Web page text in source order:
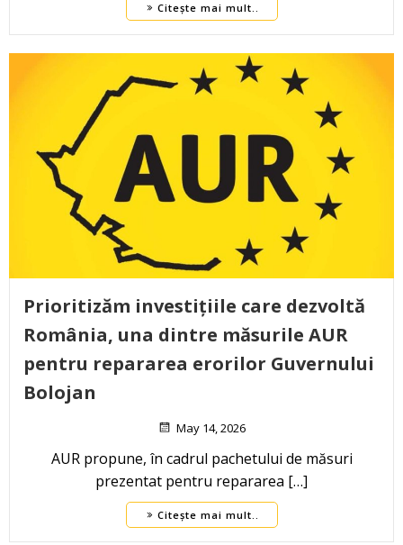
Citește mai mult..
Prioritizăm investițiile care dezvoltă
România, una dintre măsurile AUR
pentru repararea erorilor Guvernului
Bolojan
May 14, 2026
AUR propune, în cadrul pachetului de măsuri
prezentat pentru repararea […]
Citește mai mult..